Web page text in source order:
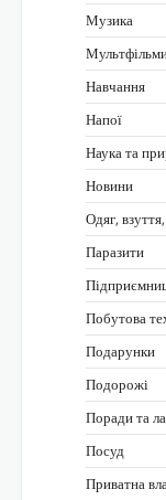
Музика
Навчання
Напої
Наука та
Новини
Одяг,
Паразити
Побутова
Подарунки
Подорожі
Поради та
Посуд
Приватна